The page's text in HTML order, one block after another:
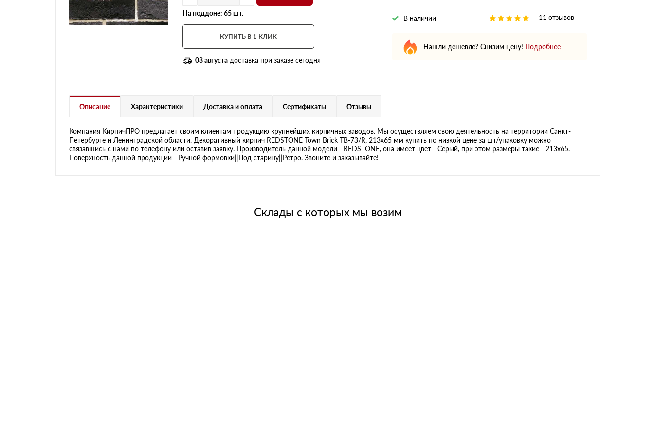
На поддоне: 65 шт.
КУПИТЬ В 1 КЛИК
08 августа доставка при заказе сегодня
В наличии 11 отзывов
Нашли дешевле? Снизим цену! Подробнее
Описание Характеристики Доставка и оплата Сертификаты Отзывы
Компания КирпичПРО предлагает своим клиентам продукцию крупнейших кирпичных заводов. Мы осуществляем свою деятельность на территории Санкт-
Петербурге и Ленинградской области. Декоративный кирпич REDSTONE Town Brick TB-73/R, 213х65 мм купить по низкой цене за шт/упаковку можно
связавшись с нами по телефону или оставив заявку. Производитель данной модели - REDSTONE, она имеет цвет - Серый, при этом размеры такие - 213х65.
Поверхность данной продукции - Ручной формовки||Под старину||Ретро. Звоните и заказывайте!
Склады с которых мы возим